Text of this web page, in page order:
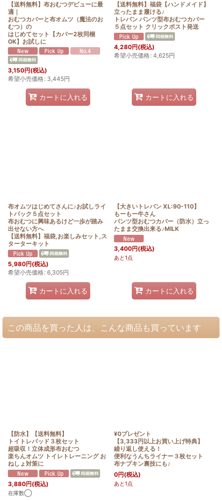
【送料無料】布おむつデビューに最
適｜
おむつカバーと布オムツ（魔法のお
むつ）の
はじめてセット【カバー2枚同梱
OK】お試しに
3,150円(税込)
希望小売価格: 3,445円
カートに入れる
【送料無料】福袋【ハンドメイド】
立ったまま履ける♪
トレパン パンツ型布おむつカバー
５点セット クリックポスト発送
4,280円(税込)
希望小売価格: 4,625円
カートに入れる
布オムツはじめてさんに♪お試しライ
トパック５点セット
布おむつに興味あるけど一歩が踏み
出せない方へ
【送料無料】福袋,お楽しみセット,ス
ターターキット
5,980円(税込)
希望小売価格: 6,305円
カートに入れる
【大きいトレパン XL:90-110】
もーもー牛さん
パンツ型おむつカバー（防水）立っ
たまま交換出来る♪MILK
3,400円(税込)
あと1点
カートに入れる
この商品を買った人は、こんな商品も買っています
【防水】【送料無料】
トイトレパッド３枚セット
超吸収！立体成形布おむつ
楽ちんオムツ トイレトレーニング お
ねしょ対策に
3,880円(税込)
在庫数◯
¥0プレゼント
【3,333円以上お買い上げ特典】
繰り返し使える！
便利なうんちライナー３枚セット
布ナプキン裏技にも♪
0円(税込)
あと1点